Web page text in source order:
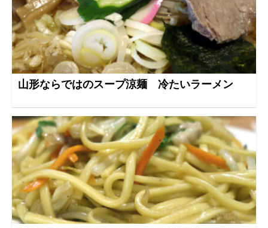
山形ならではのスープ涼麺 冷たいラーメン